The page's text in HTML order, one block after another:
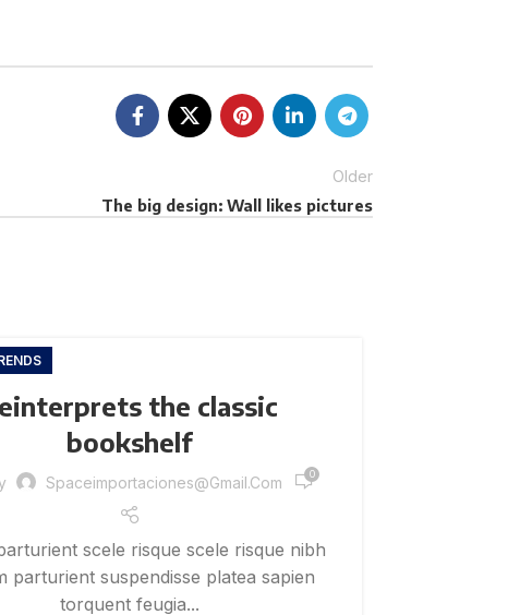
Older
The big design: Wall likes pictures
the classic
bookshelf
Spaceimportaciones@gmail.com 0
scele risque scele risque nibh
parturient suspendisse platea sapien
torquent feugia...